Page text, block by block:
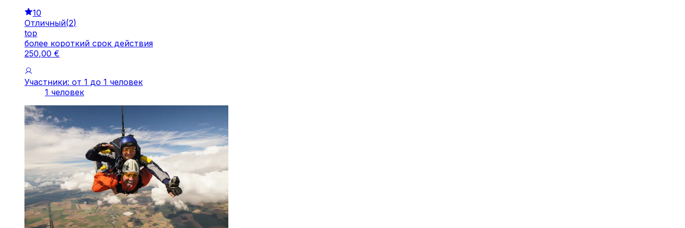
10
Отличный(2)
top
более короткий срок действия
250,00 €
Участники: от 1 до 1 человек
1 человек